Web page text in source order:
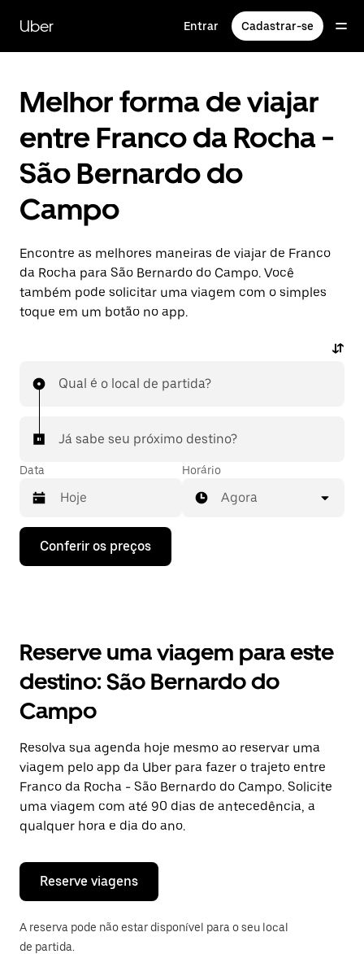
para
conteúdo
Uber Entrar Cadastrar-se
Melhor forma de viajar
entre Franco da Rocha -
São Bernardo do
Campo
Encontre as melhores maneiras de viajar de Franco
da Rocha para São Bernardo do Campo. Você
também pode solicitar uma viagem com o simples
toque em um botão no app.
Qual é o local de partida?
Já sabe seu próximo destino?
Data
Pressione
seta
o
e
uma
Pressione
a
tecla
“ESC”
para
fechar
o
Horário
Agora
Conferir os preços
Reserve uma viagem para este
destino: São Bernardo do
Campo
Resolva sua agenda hoje mesmo ao reservar uma
viagem pelo app da Uber para fazer o trajeto entre
Franco da Rocha - São Bernardo do Campo. Solicite
uma viagem com até 90 dias de antecedência, a
qualquer hora e dia do ano.
Reserve viagens
A reserva pode não estar disponível para o seu local
de partida.